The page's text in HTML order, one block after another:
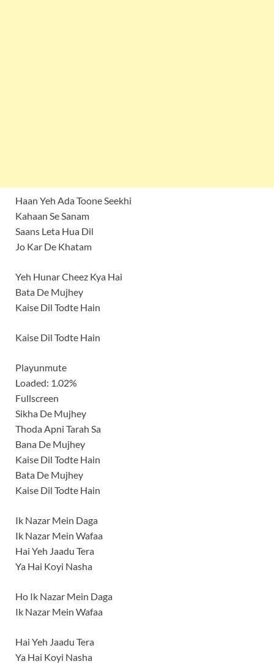
Haan Yeh Ada Toone Seekhi
Kahaan Se Sanam
Saans Leta Hua Dil
Jo Kar De Khatam
Yeh Hunar Cheez Kya Hai
Bata De Mujhey
Kaise Dil Todte Hain
Kaise Dil Todte Hain
Playunmute
Loaded: 1.02%
Fullscreen
Sikha De Mujhey
Thoda Apni Tarah Sa
Bana De Mujhey
Kaise Dil Todte Hain
Bata De Mujhey
Kaise Dil Todte Hain
Ik Nazar Mein Daga
Ik Nazar Mein Wafaa
Hai Yeh Jaadu Tera
Ya Hai Koyi Nasha
Ho Ik Nazar Mein Daga
Ik Nazar Mein Wafaa
Hai Yeh Jaadu Tera
Ya Hai Koyi Nasha